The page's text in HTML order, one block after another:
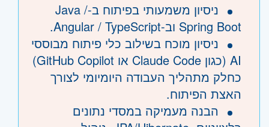
ניסיון משמעותי בפיתוח ב-Java /
Spring Boot וב-Angular / TypeScript.
ניסיון מוכח בשילוב כלי פיתוח מבוססי
AI (כגון Claude Code או GitHub Copilot)
כחלק מתהליך העבודה היומיומי לצורך
האצת הפיתוח.
הבנה מעמיקה במסדי נתונים